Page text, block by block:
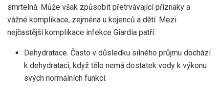
smrtelná. Může však způsobit přetrvávající příznaky a
vážné komplikace, zejména u kojenců a dětí. Mezi
nejčastější komplikace infekce Giardia patří:
Dehydratace. Často v důsledku silného průjmu dochází
k dehydrataci, když tělo nemá dostatek vody k výkonu
svých normálních funkcí.